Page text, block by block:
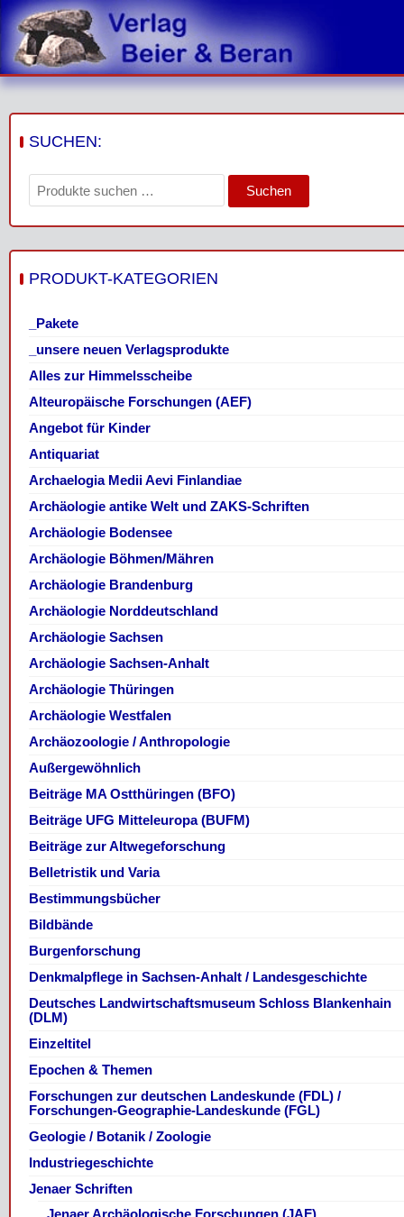
Skip
to
content
SUCHEN:
Suchen
nach:
Suchen
PRODUKT-KATEGORIEN
_Pakete
_unsere neuen Verlagsprodukte
Alles zur Himmelsscheibe
Alteuropäische Forschungen (AEF)
Angebot für Kinder
Antiquariat
Archaelogia Medii Aevi Finlandiae
Archäologie antike Welt und ZAKS-Schriften
Archäologie Bodensee
Archäologie Böhmen/Mähren
Archäologie Brandenburg
Archäologie Norddeutschland
Archäologie Sachsen
Archäologie Sachsen-Anhalt
Archäologie Thüringen
Archäologie Westfalen
Archäozoologie / Anthropologie
Außergewöhnlich
Beiträge MA Ostthüringen (BFO)
Beiträge UFG Mitteleuropa (BUFM)
Beiträge zur Altwegeforschung
Belletristik und Varia
Bestimmungsbücher
Bildbände
Burgenforschung
Denkmalpflege in Sachsen-Anhalt / Landesgeschichte
Deutsches Landwirtschaftsmuseum Schloss Blankenhain
(DLM)
Einzeltitel
Epochen & Themen
Forschungen zur deutschen Landeskunde (FDL) /
Forschungen-Geographie-Landeskunde (FGL)
Geologie / Botanik / Zoologie
Industriegeschichte
Jenaer Schriften
Jenaer Archäologische Forschungen (JAF)